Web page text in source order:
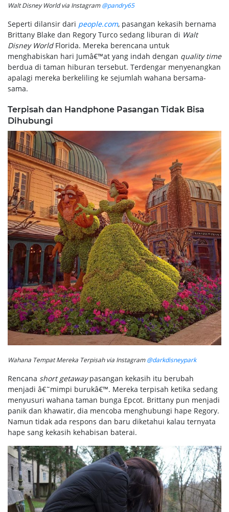
Walt Disney World via Instagram@pandry65
Seperti dilansir dari people.com, pasangan kekasih bernama
Brittany Blake dan Regory Turco sedang liburan di Walt
Disney World Florida. Mereka berencana untuk
menghabiskan hari Jumâ€™at yang indah dengan quality time
berdua di taman hiburan tersebut. Terdengar menyenangkan
apalagi mereka berkeliling ke sejumlah wahana bersama-
sama.
Terpisah dan Handphone Pasangan Tidak Bisa
Dihubungi
Wahana Tempat Mereka Terpisah via Instagram@darkdisneypark
Rencana short getawaypasangan kekasih itu berubah
menjadi â€˜mimpi burukâ€™. Mereka terpisah ketika sedang
menyusuri wahana taman bunga Epcot. Brittany pun menjadi
panik dan khawatir, dia mencoba menghubungi hape Regory.
Namun tidak ada respons dan baru diketahui kalau ternyata
hape sang kekasih kehabisan baterai.